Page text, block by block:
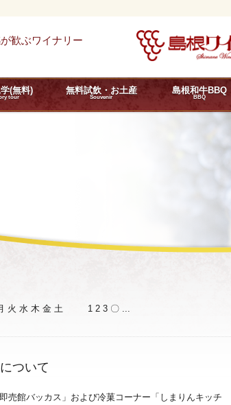
歓ぶワイナリー
(無料)
tour
無料試飲・お土産
Souvenir
島根和牛BBQ
BBQ
火 水 木 金 土 1 2 3 〇 ...
ついて
売館バッカス」および冷菓コーナー「しまりんキッチ